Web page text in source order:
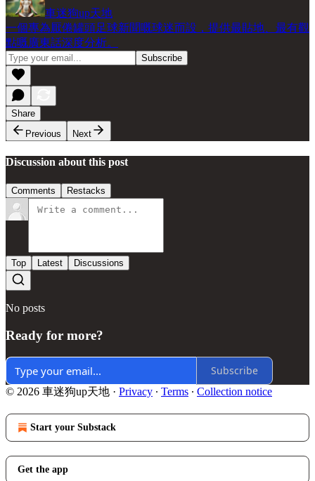
車迷狗up天地
一個專為厭倦罐頭足球新聞嘅球迷而設，提供最貼地、最有觀
點嘅廣東話深度分析。
Share
Previous
Next
Discussion about this post
Comments Restacks
Top Latest Discussions
No posts
Ready for more?
Subscribe
© 2026 車迷狗up天地 · Privacy ∙ Terms ∙ Collection notice
Start your Substack
Get the app